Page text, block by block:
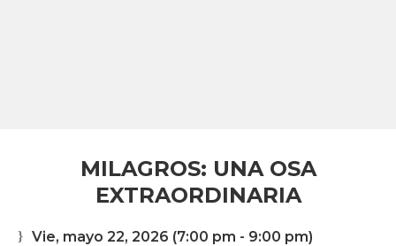
MILAGROS: UNA OSA
EXTRAORDINARIA
Vie, mayo 22, 2026 (7:00 pm - 9:00 pm)